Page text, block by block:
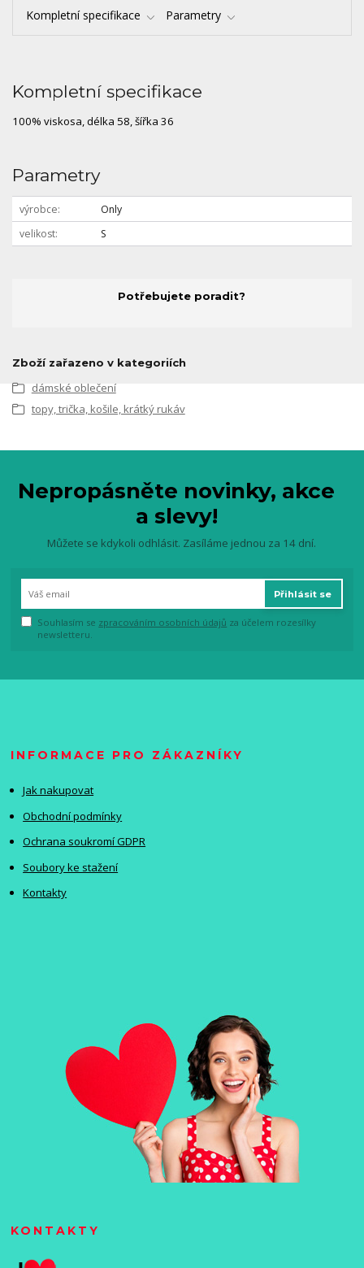
Kompletní specifikace Parametry
Kompletní specifikace
100% viskosa, délka 58, šířka 36
Parametry
výrobce
Only
velikost
S
Potřebujete poradit?
Zboží zařazeno v kategoriích
dámské oblečení
topy, trička, košile, krátký rukáv
Nepropásněte novinky, akce
a slevy!
Můžete se kdykoli odhlásit. Zasíláme jednou za 14 dní.
Přihlásit se
Souhlasím se zpracováním osobních údajů za účelem rozesílky
newsletteru.
INFORMACE PRO ZÁKAZNÍKY
Jak nakupovat
Obchodní podmínky
Ochrana soukromí GDPR
Soubory ke stažení
Kontakty
KONTAKTY